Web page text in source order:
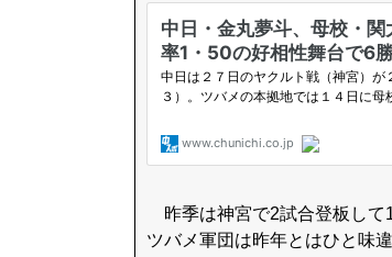
昨季は神宮で2試合登板して
ツバメ軍団は昨年とはひと味違